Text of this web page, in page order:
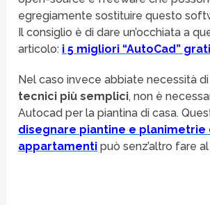
egregiamente sostituire questo
Il consiglio è di dare un’occhiata a
articolo: i 5 migliori “AutoCad”
Nel caso invece abbiate necessità di
tecnici più semplici, non è
Autocad per la piantina di casa.
disegnare piantine e planimetrie
appartamenti può senz’altro fare